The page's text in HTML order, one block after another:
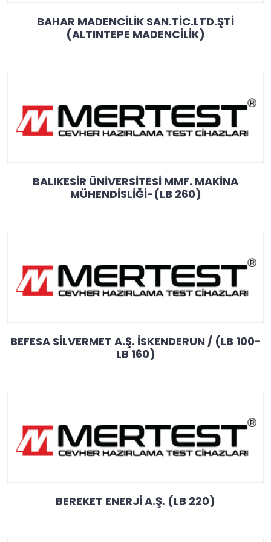
BAHAR MADENCİLİK SAN.TİC.LTD.ŞTİ
(ALTINTEPE MADENCİLİK)
BALIKESİR ÜNİVERSİTESİ MMF. MAKİNA
MÜHENDİSLİĞİ-(LB 260)
BEFESA SİLVERMET A.Ş. İSKENDERUN / (LB 100-
LB 160)
BEREKET ENERJİ A.Ş. (LB 220)